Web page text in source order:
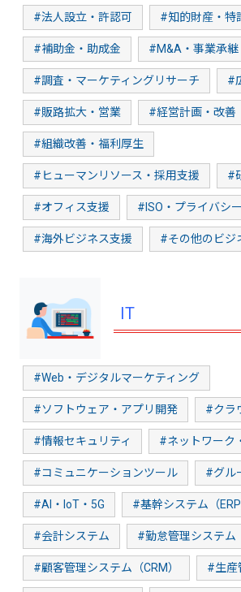
#法人設立・許認可 #知的財産・特
#補助金・助成金 #M&A・事業承継
#調査・マーケティングリサーチ #
#販路拡大・営業 #経営計画・改善
#組織改善・福利厚生
#ヒューマンリソース・採用支援 #
#オフィス支援 #ISO・プライバシ
#海外ビジネス支援 #その他のビジ
IT
#Web・デジタルマーケティング
#ソフトウェア・アプリ開発 #クラ
#情報セキュリティ #ネットワーク
#コミュニケーションツール #グル
#AI・IoT・5G #基幹システム（ERP
#会計システム #勤怠管理システム
#顧客管理システム（CRM） #生産